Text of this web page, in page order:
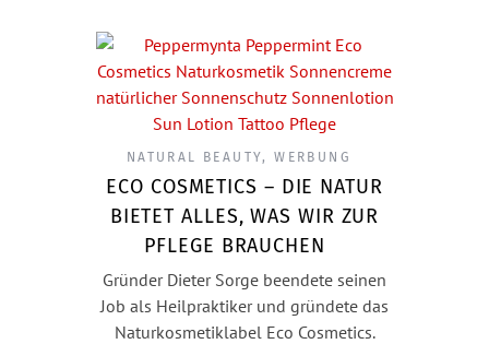
NATURAL BEAUTY,WERBUNG
ECO COSMETICS – DIE NATUR
BIETET ALLES, WAS WIR ZUR
PFLEGE BRAUCHEN
Gründer Dieter Sorge beendete seinen
Job als Heilpraktiker und gründete das
Naturkosmetiklabel Eco Cosmetics.